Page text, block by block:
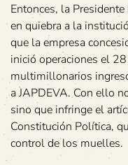
Entonces, la
en quiebra a la
que la empresa
inició operaciones el
multimillonarios
a JAPDEVA. Con ello
sino que infringe el
Constitución Política,
control de los muelles.